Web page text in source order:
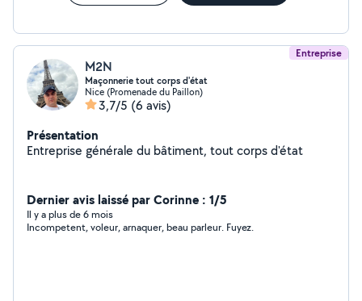
Entreprise
M2N
Maçonnerie tout corps d'état
Nice (Promenade du Paillon)
3,7/5 (6 avis)
Présentation
Entreprise générale du bâtiment, tout corps d'état
Dernier avis laissé par Corinne : 1/5
Il y a plus de 6 mois
Incompetent, voleur, arnaquer, beau parleur. Fuyez.